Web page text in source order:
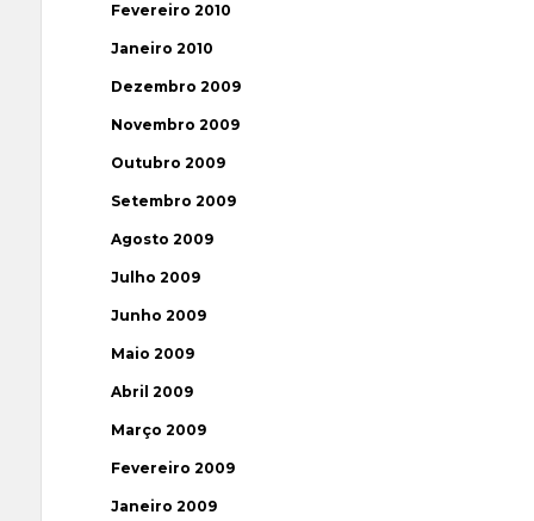
Fevereiro 2010
Janeiro 2010
Dezembro 2009
Novembro 2009
Outubro 2009
Setembro 2009
Agosto 2009
Julho 2009
Junho 2009
Maio 2009
Abril 2009
Março 2009
Fevereiro 2009
Janeiro 2009